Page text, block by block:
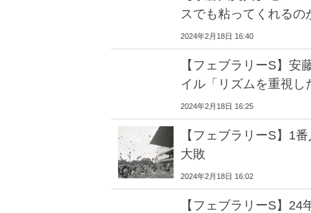
スでも粘ってくれるの
2024年2月18日 16:40
【フェブラリーS】
イル「リズムを重視し
2024年2月18日 16:25
【フェブラリーS】1
大敗
2024年2月18日 16:02
【フェブラリーS】24